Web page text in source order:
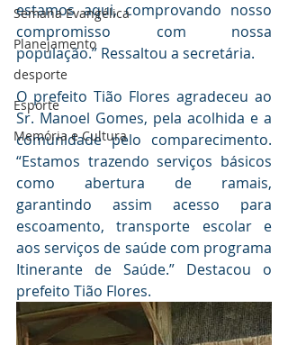
Semana Evangélica
Planejamento
desporte
Esporte
Memória e Cultura
estamos aqui, comprovando nosso
compromisso com nossa
população.” Ressaltou a secretária.
O prefeito Tião Flores agradeceu ao
Sr. Manoel Gomes, pela acolhida e a
comunidade pelo comparecimento.
“Estamos trazendo serviços básicos
como abertura de ramais,
garantindo assim acesso para
escoamento, transporte escolar e
aos serviços de saúde com programa
Itinerante de Saúde.” Destacou o
prefeito Tião Flores.